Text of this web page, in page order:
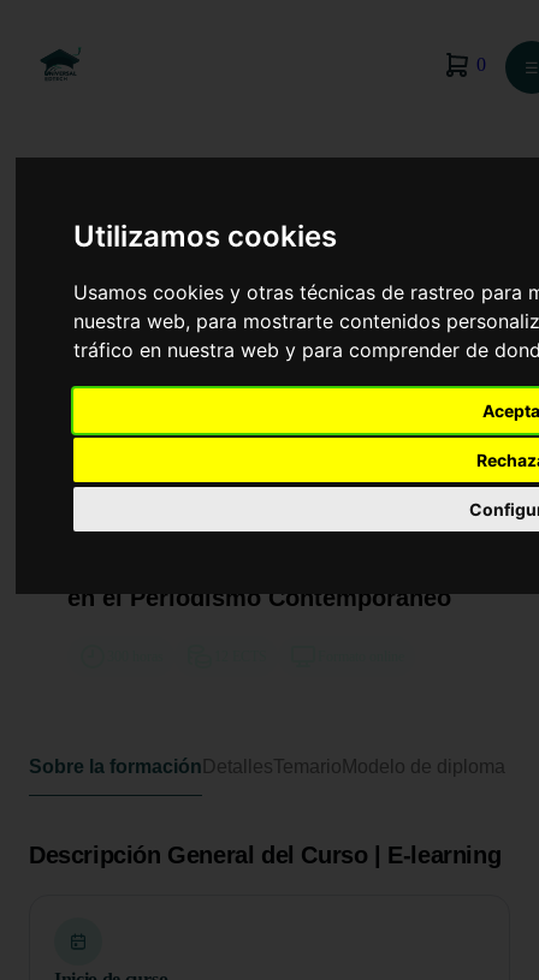
Utilizamos cookies
Usamos cookies y otras técnicas de rastreo para
nuestra web, para mostrarte contenidos
tráfico en nuestra web y para comprender de
0 ☰
Curso de Desarrollo Profesional en
en el Periodismo Contemporáneo
Sobre la formación DetallesTemario Modelo de diploma
Descripción General del Curso | E-learning